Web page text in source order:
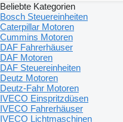
Beliebte Kategorien
Bosch Steuereinheiten
Caterpillar Motoren
Cummins Motoren
DAF Fahrerhäuser
DAF Motoren
DAF Steuereinheiten
Deutz Motoren
Deutz-Fahr Motoren
IVECO Einspritzdüsen
IVECO Fahrerhäuser
IVECO Lichtmaschinen